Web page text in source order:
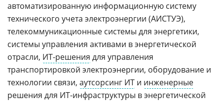
автоматизированную информационную систему
технического учета электроэнергии (АИСТУЭ),
телекоммуникационные системы для энергетики,
системы управления активами в энергетической
отрасли, ИТ-решения для управления
транспортировкой электроэнергии, оборудование и
технологии связи, аутсорсинг ИТ и инженерные
решения для ИТ-инфраструктуры в энергетической